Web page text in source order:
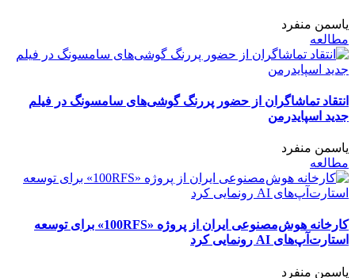
یاسمن منفرد
مطالعه
انتقاد تماشاگران از حضور پررنگ گوشی‌های سامسونگ در فیلم
جدید اسپایدرمن
یاسمن منفرد
مطالعه
کارخانه هوش‌مصنوعی ایران از پروژه «100RFS» برای توسعه
استارت‌آپ‌های AI رونمایی کرد
یاسمن منفرد